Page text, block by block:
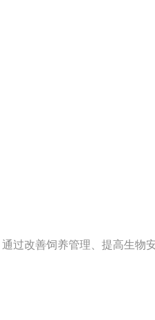
过改善饲养管理、提高生物